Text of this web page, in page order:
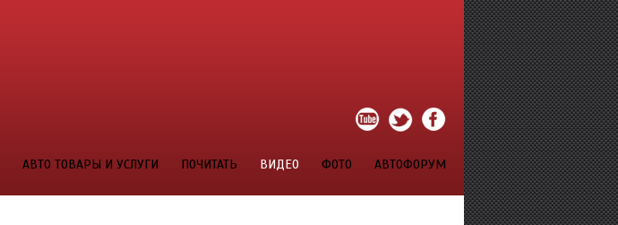
АВТО ТОВАРЫ И УСЛУГИ ПОЧИТАТЬ ВИДЕО ФОТО АВТОФОРУМ